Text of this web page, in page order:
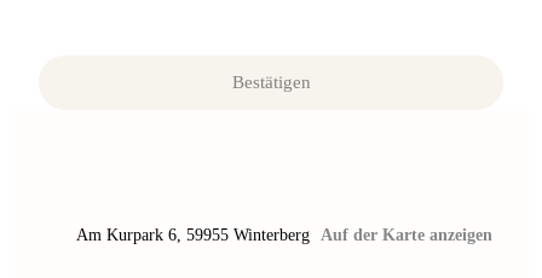
Bestätigen
Am Kurpark 6, 59955 Winterberg Auf der Karte anzeigen